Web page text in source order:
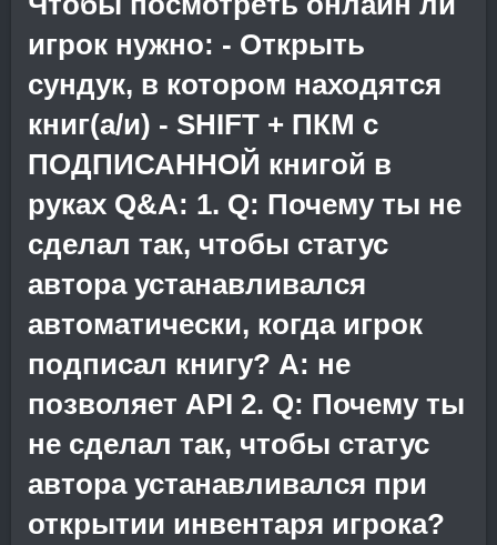
игрок нужно: - Открыть
сундук, в котором находятся
книг(а/и) - SHIFT + ПКМ с
ПОДПИСАННОЙ книгой в
руках Q&A: 1. Q: Почему ты не
сделал так, чтобы статус
автора устанавливался
автоматически, когда игрок
подписал книгу? A: не
позволяет API 2. Q: Почему ты
не сделал так, чтобы статус
автора устанавливался при
открытии инвентаря игрока?